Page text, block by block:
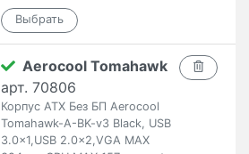
Aerocool Tomahawk
арт. 70806
Корпус ATX Без БП Aerocool
Tomahawk-A-BK-v3 Black, USB
3.0x1,USB 2.0x2,VGA MAX